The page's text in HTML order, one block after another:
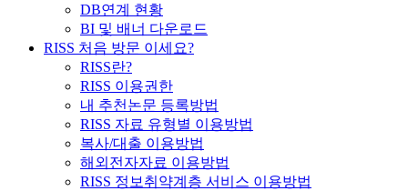
DB연계 현황
BI 및 배너 다운로드
RISS 처음 방문 이세요?
RISS란?
RISS 이용권한
내 추천논문 등록방법
RISS 자료 유형별 이용방법
복사/대출 이용방법
해외전자자료 이용방법
RISS 정보취약계층 서비스 이용방법